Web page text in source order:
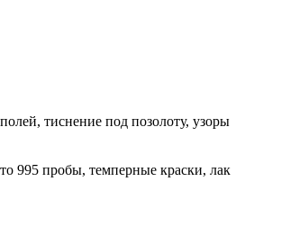
тиснение под позолоту, узоры
995 пробы, темперные краски, лак